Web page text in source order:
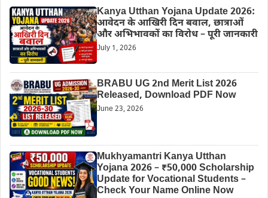
Kanya Utthan Yojana Update 2026:
आवेदन के आखिरी दिन बवाल, छात्राओं
और अभिभावकों का विरोध – पूरी जानकारी
July 1, 2026
BRABU UG 2nd Merit List 2026
Released, Download PDF Now
June 23, 2026
Mukhyamantri Kanya Utthan
Yojana 2026 – ₹50,000 Scholarship
Update for Vocational Students –
Check Your Name Online Now